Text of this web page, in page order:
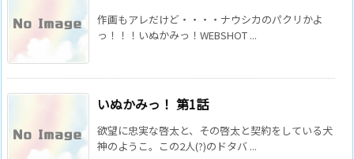
作画もアレだけど・・・・ナウシカのパクリかよ
っ！！！いぬかみっ！WEBSHOT ...
いぬかみっ！ 第1話
欲望に忠実な啓太と、その啓太と契約をしている犬
神のようこ。この2人(?)のドタバ ...